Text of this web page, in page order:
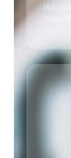
ให้คำปรึ
ทดสอบ